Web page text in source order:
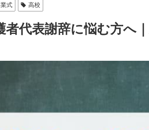
式 高校
者代表謝辞に悩む方へ